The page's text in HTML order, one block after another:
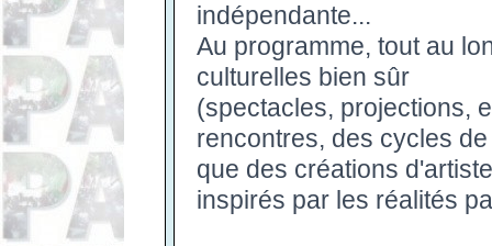
indépendante...
Au programme, tout au
culturelles bien sûr
(spectacles, projections,
rencontres, des cycles
que des créations
inspirés par les réalités